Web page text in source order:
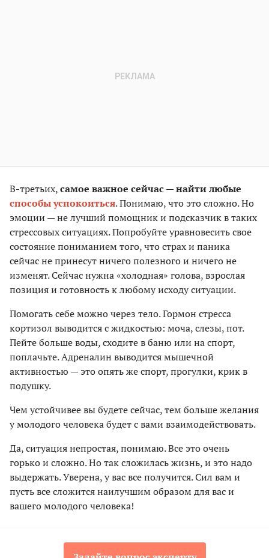
В-третьих,самое важное сейчас — найти любые
способы успокоиться. Понимаю, что это сложно. Но
эмоции — не лучший помощник и подсказчик в таких
стрессовых ситуациях. Попробуйте уравновесить свое
состояние пониманием того, что страх и паника
сейчас не принесут ничего полезного и ничего не
изменят. Сейчас нужна «холодная» голова, взрослая
позиция и готовность к любому исходу ситуации.
Помогать себе можно через тело. Гормон стресса
кортизол выводится с жидкостью: моча, слезы, пот.
Пейте больше воды, сходите в баню или на спорт,
поплачьте. Адреналин выводится мышечной
активностью — это опять же спорт, прогулки, крик в
подушку.
Чем устойчивее вы будете сейчас, тем больше желания
у молодого человека будет с вами взаимодействовать.
Да, ситуация непростая, понимаю. Все это очень
горько и сложно. Но так сложилась жизнь, и это надо
выдержать. Уверена, у вас все получится. Сил вам и
пусть все сложится наилучшим образом для вас и
вашего молодого человека!